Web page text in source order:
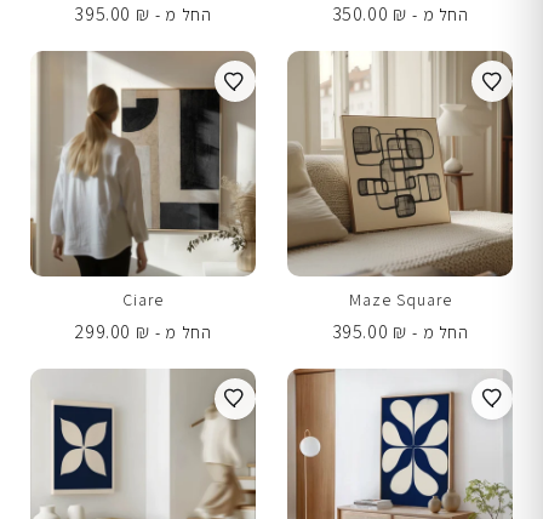
החל מ -
350.00 ₪
החל מ -
395.00 ₪
Maze Square
החל מ -
395.00 ₪
Ciare
החל מ -
299.00 ₪